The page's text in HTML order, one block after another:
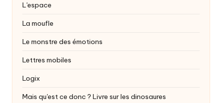
L'espace
La moufle
Le monstre des émotions
Lettres mobiles
Logix
Mais qu'est ce donc ? Livre sur les dinosaures